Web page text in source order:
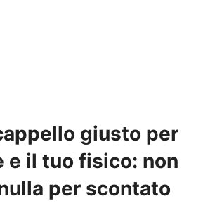
giusto per
e il tuo fisico: non
per scontato